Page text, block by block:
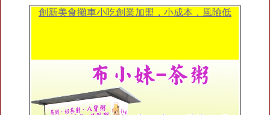
創新美食攤車小吃創業加盟，小成本，風險低